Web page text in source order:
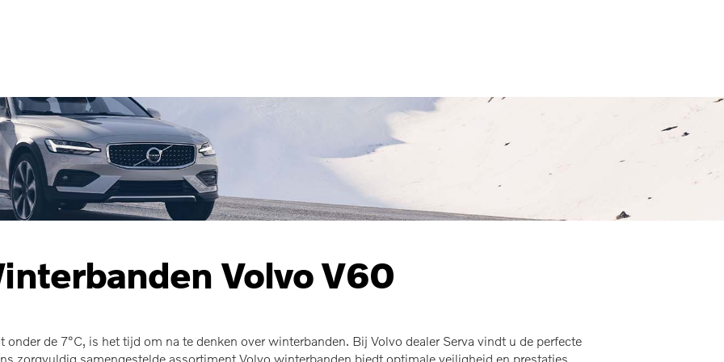
Volvo V60
de 7°C, is het tijd om na te denken over winterbanden. Bij Volvo dealer Serva vindt u de perfecte
zorgvuldig samengestelde assortiment Volvo winterbanden biedt optimale veiligheid en prestaties